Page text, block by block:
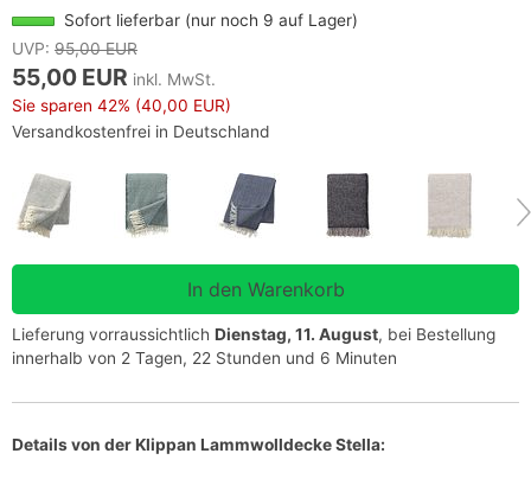
Sofort lieferbar (nur noch 9 auf Lager)
UVP: 95,00 EUR
55,00 EUR inkl. MwSt.
Sie sparen 42% (40,00 EUR)
Versandkostenfrei in Deutschland
Lieferung vorraussichtlich Dienstag, 11. August, bei Bestellung
innerhalb von 2 Tagen, 22 Stunden und 6 Minuten
Details von der Klippan Lammwolldecke Stella: